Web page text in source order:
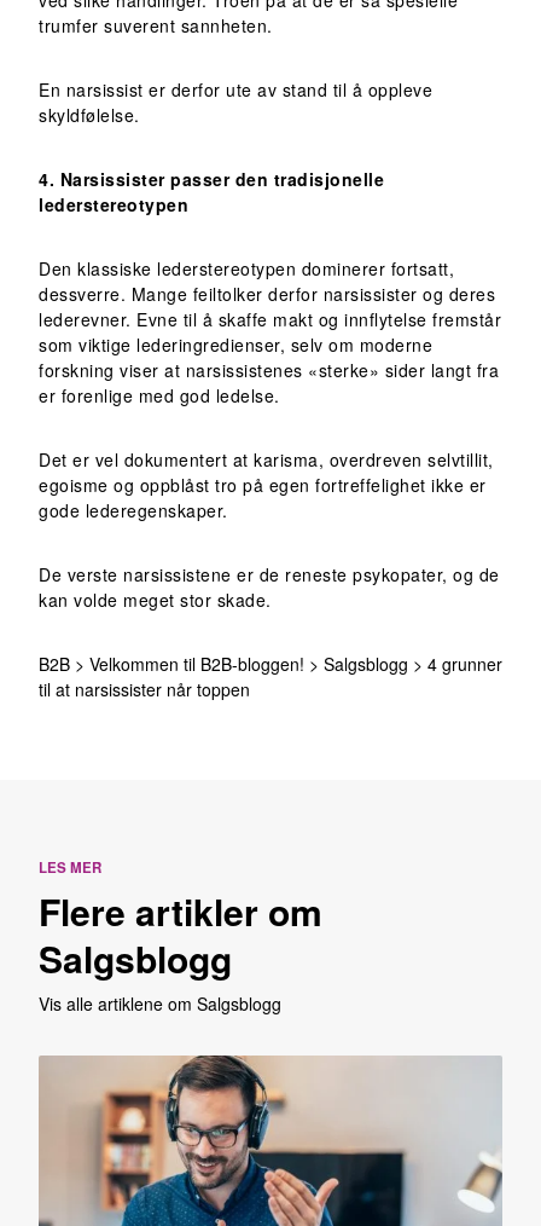
trumfer suverent sannheten.
En narsissist er derfor ute av stand til å oppleve
skyldfølelse.
4. Narsissister passer den tradisjonelle
lederstereotypen
Den klassiske lederstereotypen dominerer fortsatt,
dessverre. Mange feiltolker derfor narsissister og deres
lederevner. Evne til å skaffe makt og innflytelse fremstår
som viktige lederingredienser, selv om moderne
forskning viser at narsissistenes «sterke» sider langt fra
er forenlige med god ledelse.
Det er vel dokumentert at karisma, overdreven selvtillit,
egoisme og oppblåst tro på egen fortreffelighet ikke er
gode lederegenskaper.
De verste narsissistene er de reneste psykopater, og de
kan volde meget stor skade.
B2B > Velkommen til B2B-bloggen! > Salgsblogg > 4 grunner
til at narsissister når toppen
LES MER
Flere artikler om
Salgsblogg
Vis alle artiklene om Salgsblogg